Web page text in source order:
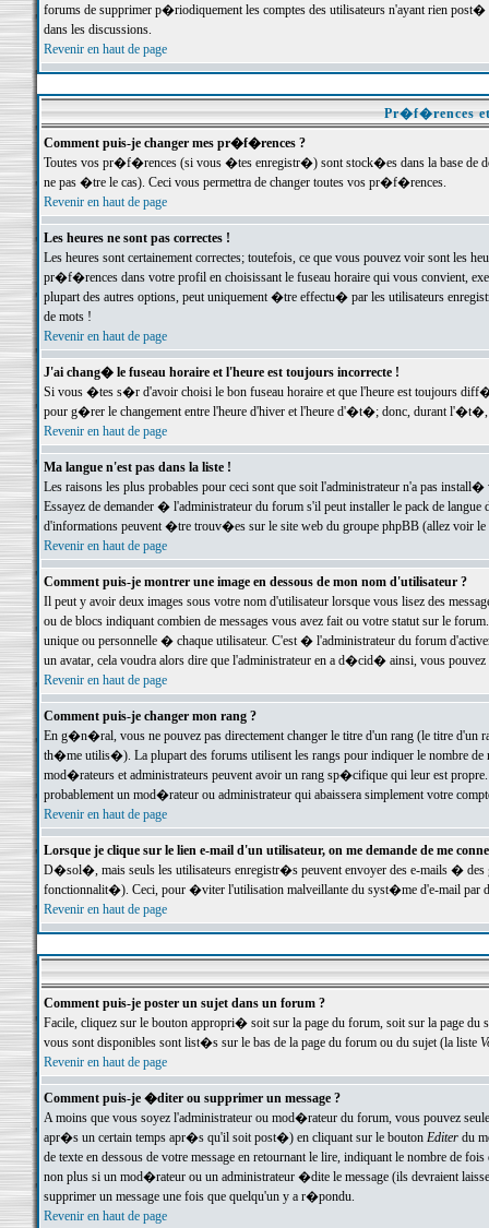
forums de supprimer p�riodiquement les comptes des utilisateurs n'ayant rien
dans les discussions.
Revenir en haut de page
Pr�f�rences
Comment puis-je changer mes pr�f�rences ?
Toutes vos pr�f�rences (si vous �tes enregistr�) sont stock�es dans la base de
ne pas �tre le cas). Ceci vous permettra de changer toutes vos pr�f�rences.
Revenir en haut de page
Les heures ne sont pas correctes !
Les heures sont certainement correctes; toutefois, ce que vous pouvez voir sont
pr�f�rences dans votre profil en choisissant le fuseau horaire qui vous convient,
plupart des autres options, peut uniquement �tre effectu� par les utilisateurs
de mots !
Revenir en haut de page
J'ai chang� le fuseau horaire et l'heure est toujours incorrecte !
Si vous �tes s�r d'avoir choisi le bon fuseau horaire et que l'heure est toujours
pour g�rer le changement entre l'heure d'hiver et l'heure d'�t�; donc, durant
Revenir en haut de page
Ma langue n'est pas dans la liste !
Les raisons les plus probables pour ceci sont que soit l'administrateur n'a pas
Essayez de demander � l'administrateur du forum s'il peut installer le pack de
d'informations peuvent �tre trouv�es sur le site web du groupe phpBB (allez voir le
Revenir en haut de page
Comment puis-je montrer une image en dessous de mon nom d'utilisateur ?
Il peut y avoir deux images sous votre nom d'utilisateur lorsque vous lisez des
ou de blocs indiquant combien de messages vous avez fait ou votre statut sur le
unique ou personnelle � chaque utilisateur. C'est � l'administrateur du forum
un avatar, cela voudra alors dire que l'administrateur en a d�cid� ainsi, vous
Revenir en haut de page
Comment puis-je changer mon rang ?
En g�n�ral, vous ne pouvez pas directement changer le titre d'un rang (le titre d'un
th�me utilis�). La plupart des forums utilisent les rangs pour indiquer le nombre de
mod�rateurs et administrateurs peuvent avoir un rang sp�cifique qui leur est
probablement un mod�rateur ou administrateur qui abaissera simplement votre
Revenir en haut de page
Lorsque je clique sur le lien e-mail d'un utilisateur, on me demande de me
D�sol�, mais seuls les utilisateurs enregistr�s peuvent envoyer des e-mails �
fonctionnalit�). Ceci, pour �viter l'utilisation malveillante du syst�me d'e-mail par
Revenir en haut de page
Comment puis-je poster un sujet dans un forum ?
Facile, cliquez sur le bouton appropri� soit sur la page du forum, soit sur la page du
vous sont disponibles sont list�s sur le bas de la page du forum ou du sujet (la liste
Revenir en haut de page
Comment puis-je �diter ou supprimer un message ?
A moins que vous soyez l'administrateur ou mod�rateur du forum, vous pouvez
apr�s un certain temps apr�s qu'il soit post�) en cliquant sur le bouton Editerdu
de texte en dessous de votre message en retournant le lire, indiquant le nombre
non plus si un mod�rateur ou un administrateur �dite le message (ils devraient
supprimer un message une fois que quelqu'un y a r�pondu.
Revenir en haut de page